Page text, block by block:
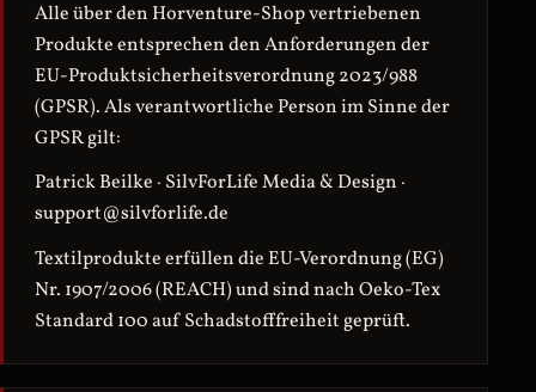
Alle über den Horventure-Shop vertriebenen
Produkte entsprechen den Anforderungen der
EU-Produktsicherheitsverordnung 2023/988
(GPSR). Als verantwortliche Person im Sinne der
GPSR gilt:
Patrick Beilke · SilvForLife Media & Design ·
support@silvforlife.de
Textilprodukte erfüllen die EU-Verordnung (EG)
Nr. 1907/2006 (REACH) und sind nach Oeko-Tex
Standard 100 auf Schadstofffreiheit geprüft.